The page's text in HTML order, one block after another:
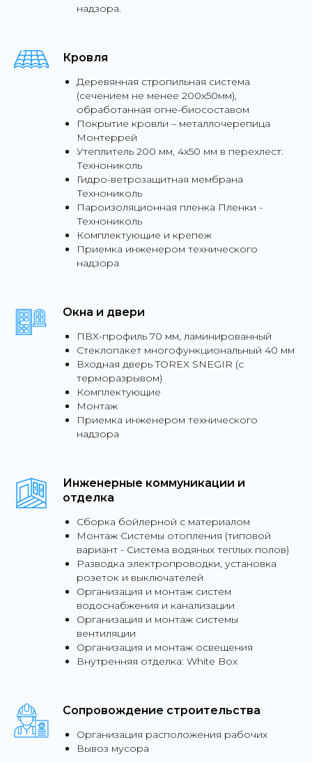
надзора.
Кровля
Деревянная стропильная система
(сечением не менее 200х50мм),
обработанная огне-биосоставом
Покрытие кровли – металлочерепица
Монтеррей
Утеплитель 200 мм, 4х50 мм в перехлест.
Технониколь
Гидро-ветрозащитная мембрана
Технониколь
Пароизоляционная пленка Пленки -
Технониколь
Комплектующие и крепеж
Приемка инженером технического
надзора
Окна и двери
ПВХ-профиль 70 мм, ламинированный
Стеклопакет многофункциональный 40 мм
Входная дверь TOREX SNEGIR (c
терморазрывом)
Комплектующие
Монтаж
Приемка инженером технического
надзора
Инженерные коммуникации и
отделка
Сборка бойлерной с материалом
Монтаж Системы отопления (типовой
вариант - Система водяных теплых полов)
Разводка электропроводки, установка
розеток и выключателей
Организация и монтаж систем
водоснабжения и канализации
Организация и монтаж системы
вентиляции
Организация и монтаж освещения
Внутренняя отделка: White Box
Сопровождение строительства
Организация расположения рабочих
Вывоз мусора